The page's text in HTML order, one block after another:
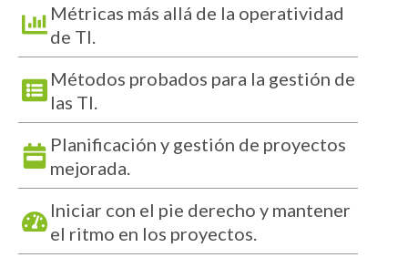
Métricas más allá de la operatividad
de TI.
Métodos probados para la gestión de
las TI.
Planificación y gestión de proyectos
mejorada.
Iniciar con el pie derecho y mantener
el ritmo en los proyectos.